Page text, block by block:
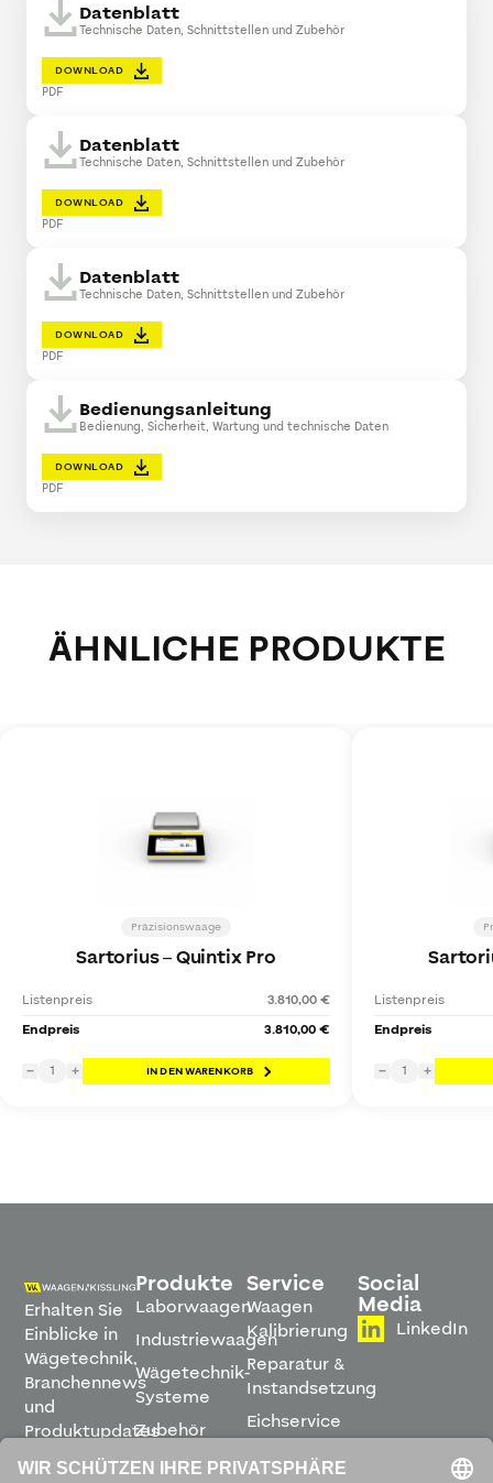
Datenblatt
Technische Daten, Schnittstellen und Zubehör
DOWNLOAD
PDF
Datenblatt
Technische Daten, Schnittstellen und Zubehör
DOWNLOAD
PDF
Datenblatt
Technische Daten, Schnittstellen und Zubehör
DOWNLOAD
PDF
Bedienungsanleitung
Bedienung, Sicherheit, Wartung und technische Daten
DOWNLOAD
PDF
ÄHNLICHE PRODUKTE
Präzisionswaage
Sartorius–Quintix Pro
Listenpreis
3.810,00 €
Endpreis
3.810,00 €
− 1 + IN DEN WARENKORB
Listenpreis
Endpreis
− 1 +
Erhalten Sie
Einblicke in
Wägetechnik,
Branchennews
und
Produktupdates
direkt in
Produkte
Laborwaagen
Industriewaagen
Wägetechnik-
Systeme
Zubehör
Software
Service
Waagen
Kalibrierung
Reparatur &
Instandsetzung
Eichservice
Montage &
Social
Media
LinkedIn